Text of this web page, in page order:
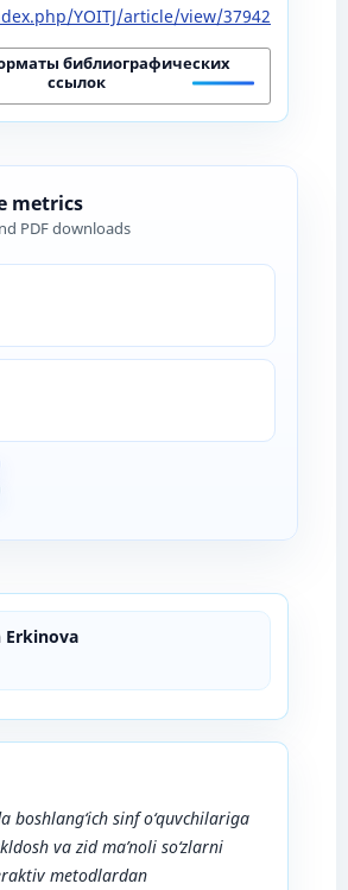
Erkinova
boshlang‘ich sinf o‘quvchilariga
va zid ma’noli so‘zlarni
metodlardan
YOITJ/article/view/37942
библиографических
ссылок
metrics
PDF downloads